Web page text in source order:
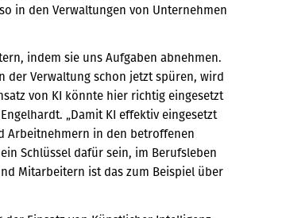
in den Verwaltungen von Unternehmen
indem sie uns Aufgaben abnehmen.
der Verwaltung schon jetzt spüren, wird
von KI könnte hier richtig eingesetzt
„Damit KI effektiv eingesetzt
Arbeitnehmern in den betroffenen
Schlüssel dafür sein, im Berufsleben
Mitarbeitern ist das zum Beispiel über